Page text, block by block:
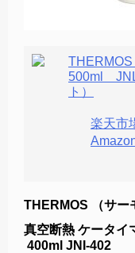
500ml
ト）
楽天市
THERMOS （サー
真空断熱 ケータイ
400ml JNI-402